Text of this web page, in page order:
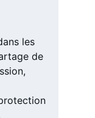
les
de